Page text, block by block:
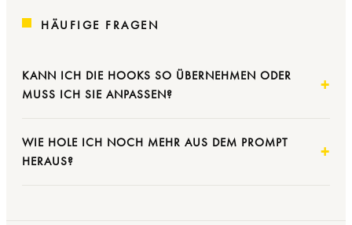
HÄUFIGE FRAGEN
KANN ICH DIE HOOKS SO ÜBERNEHMEN ODER
MUSS ICH SIE ANPASSEN?
WIE HOLE ICH NOCH MEHR AUS DEM PROMPT
HERAUS?